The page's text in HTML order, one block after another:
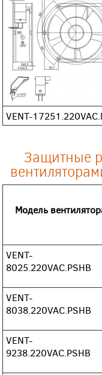
VENT-
Защитные
Модель
VENT-
8025.220VAC.PSHB
VENT-
8038.220VAC.PSHB
VENT-
9238.220VAC.PSHB